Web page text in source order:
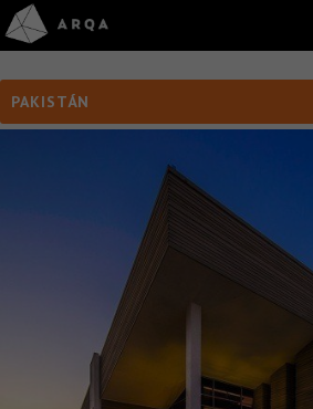
PAKISTÁN